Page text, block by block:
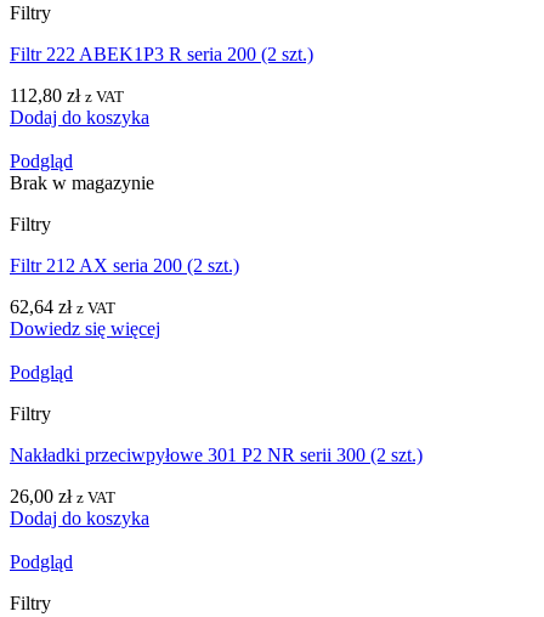
Filtry
Filtr 222 ABEK1P3 R seria 200 (2 szt.)
112,80 zł z VAT
Dodaj do koszyka
Podgląd
Brak w magazynie
Filtry
Filtr 212 AX seria 200 (2 szt.)
62,64 zł z VAT
Dowiedz się więcej
Podgląd
Filtry
Nakładki przeciwpyłowe 301 P2 NR serii 300 (2 szt.)
26,00 zł z VAT
Dodaj do koszyka
Podgląd
Filtry